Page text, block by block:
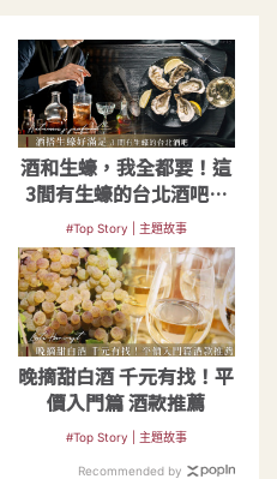
酒和生蠔，我全都要！這
3間有生蠔的台北酒吧一
定要打卡的吧
#Top Story | 主題故事
晚摘甜白酒 千元有找！平
價入門篇 酒款推薦
#Top Story | 主題故事
Recommended by